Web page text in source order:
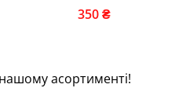
350₴
нашому асортименті!